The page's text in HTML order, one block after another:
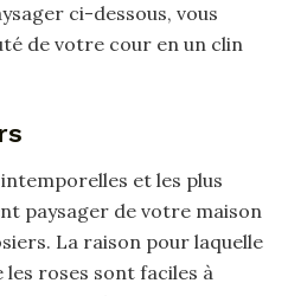
ci-dessous, vous
de votre cour en un clin
intemporelles et les plus
paysager de votre maison
La raison pour laquelle
roses sont faciles à